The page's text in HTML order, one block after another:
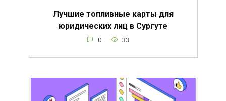
Лучшие топливные карты для
юридических лиц в Сургуте
0 33